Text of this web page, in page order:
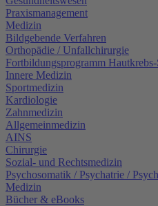
Praxismanagement
Medizin
Bildgebende Verfahren
Orthopädie / Unfallchirurgie
Fortbildungsprogramm
Innere Medizin
Sportmedizin
Kardiologie
Zahnmedizin
Allgemeinmedizin
AINS
Chirurgie
Sozial- und Rechtsmedizin
Psychosomatik / Psychatrie /
Medizin
Bücher & eBooks